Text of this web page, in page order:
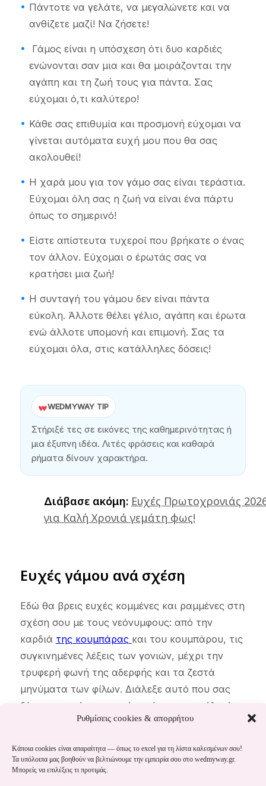
Ρυθμίσεις cookies & απορρήτου
Κάποια cookies είναι απαραίτητα — όπως το excel για τη λίστα καλεσμένων σου!
Τα υπόλοιπα μας βοηθούν να βελτιώνουμε την εμπειρία σου στο wedmyway.gr.
Μπορείς να επιλέξεις τι προτιμάς.
Πάντοτε να γελάτε, να μεγαλώνετε και να
ανθίζετε μαζί! Να ζήσετε!
Γάμος είναι η υπόσχεση ότι δυο καρδιές
ενώνονται σαν μια και θα μοιράζονται την
αγάπη και τη ζωή τους για πάντα. Σας
εύχομαι ό,τι καλύτερο!
Κάθε σας επιθυμία και προσμονή εύχομαι να
γίνεται αυτόματα ευχή μου που θα σας
ακολουθεί!
Η χαρά μου για τον γάμο σας είναι τεράστια.
Εύχομαι όλη σας η ζωή να είναι ένα πάρτυ
όπως το σημερινό!
Είστε απίστευτα τυχεροί που βρήκατε ο ένας
τον άλλον. Εύχομαι ο έρωτάς σας να
κρατήσει μια ζωή!
Η συνταγή του γάμου δεν είναι πάντα
εύκολη. Άλλοτε θέλει γέλιο, αγάπη και έρωτα
ενώ άλλοτε υπομονή και επιμονή. Σας τα
εύχομαι όλα, στις κατάλληλες δόσεις!
WEDMYWAY TIP
Στήριξέ τες σε εικόνες της καθημερινότητας ή
μια έξυπνη ιδέα. Λιτές φράσεις και καθαρά
ρήματα δίνουν χαρακτήρα.
Διάβασε ακόμη: Ευχές Πρωτοχρονιάς
για Καλή Χρονιά γεμάτη φως!
Ευχές γάμου ανά σχέση
Εδώ θα βρεις ευχές κομμένες και ραμμένες στη
σχέση σου με τους νεόνυμφους: από την
καρδιά της κουμπάρας και του κουμπάρου, τις
συγκινημένες λέξεις των γονιών, μέχρι την
τρυφερή φωνή της αδερφής και τα ζεστά
μηνύματα των φίλων. Διάλεξε αυτό που σας
δένει περισσότερο και άφησέ το να πει όλα όσα
Ευχές γάμου από κουμπάρους